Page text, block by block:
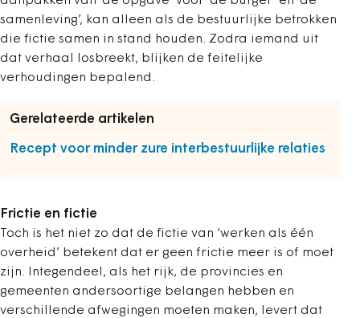
samenleving’, kan alleen als de bestuurlijke betrokken
die fictie samen in stand houden. Zodra iemand uit
dat verhaal losbreekt, blijken de feitelijke
verhoudingen bepalend.
Gerelateerde artikelen
Recept voor minder zure interbestuurlijke relaties
Frictie en fictie
Toch is het niet zo dat de fictie van ‘werken als één
overheid’ betekent dat er geen frictie meer is of moet
zijn. Integendeel, als het rijk, de provincies en
gemeenten andersoortige belangen hebben en
verschillende afwegingen moeten maken, levert dat